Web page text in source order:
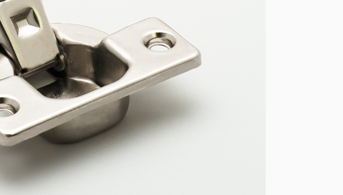
Кант врезной ПВХ
МЕХАНИЗМЫ
Газовые пружины
индустриальные
Газовые пружины мебельные
Клей-расплав Jowat